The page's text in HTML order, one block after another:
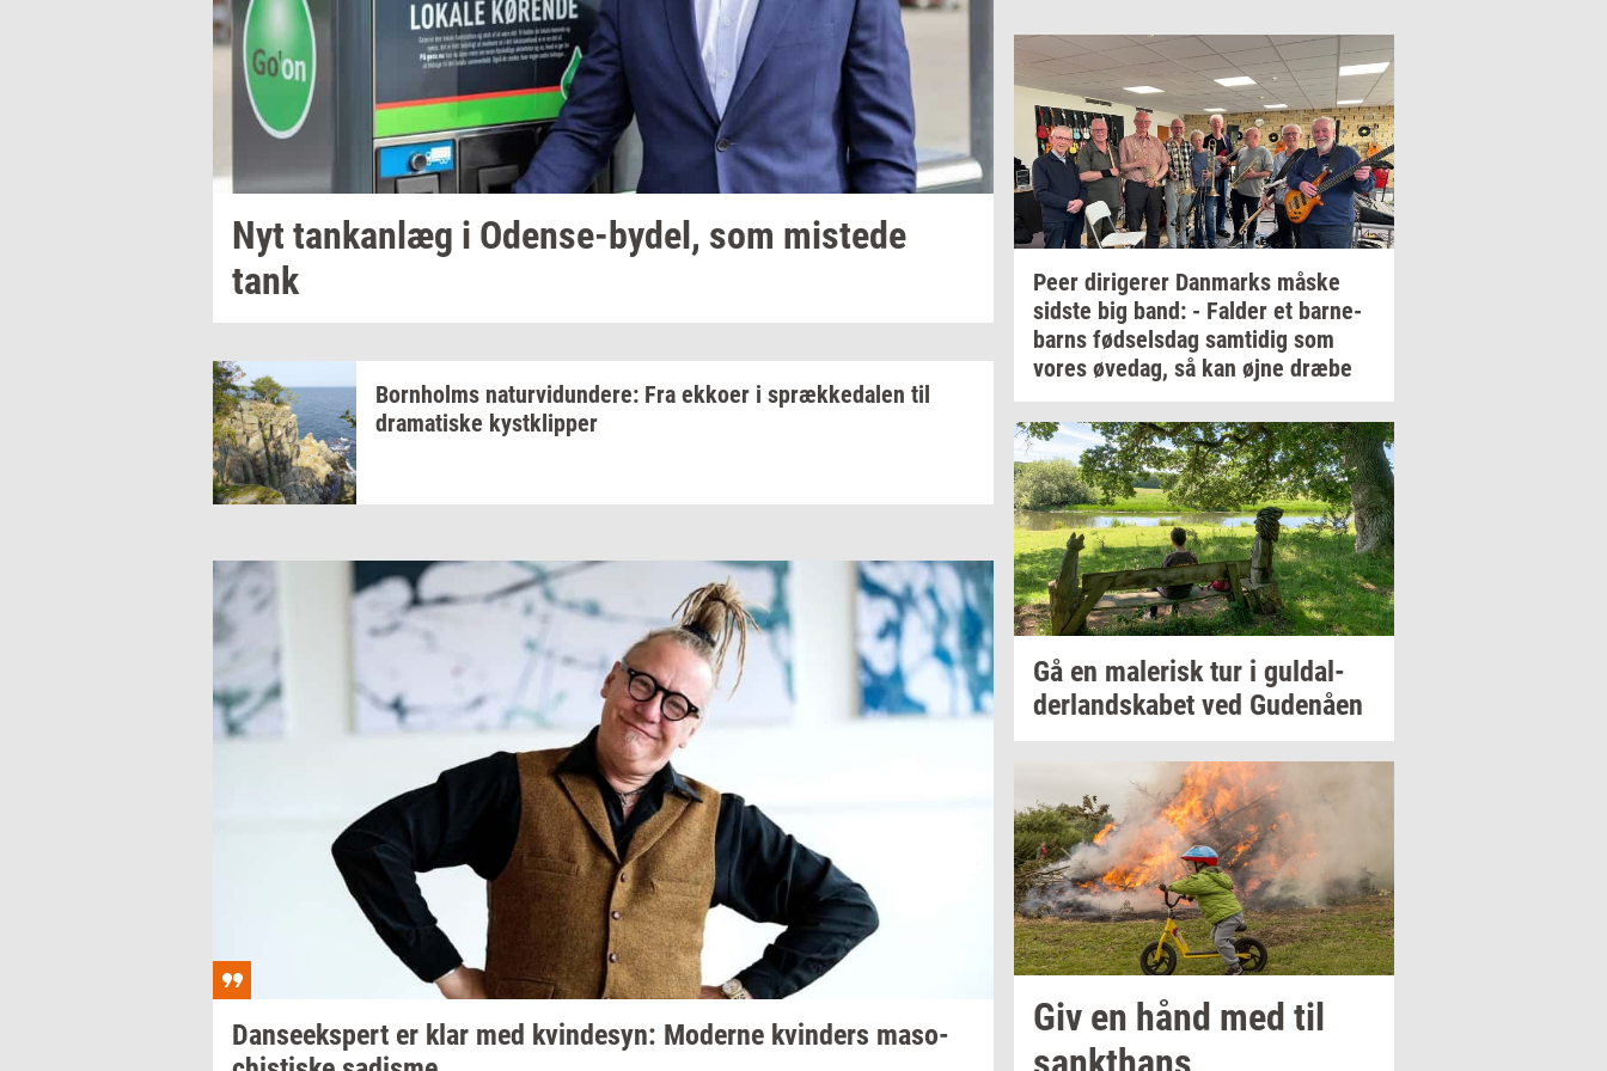
Nyt tankan­læg i Odense-​bydel, som mi­ste­de
tank
Born­holms na­tur­vi­dun­de­re: Fra ek­ko­er i spræk­ke­da­len til
dra­ma­ti­ske kyst­klip­per
Dan­se­eks­pert er klar med kvin­de­syn: Mo­der­ne kvin­ders ma­so­
Peer di­ri­ge­rer Dan­marks måske
sid­ste big band: - Fal­der et bar­ne­
barns fød­sels­dag sam­ti­dig som
vores øve­dag, så kan øjne dræbe
Gå en ma­le­risktur i gul­dal­
der­land­ska­bet ved Gu­denå­en
Giv en hånd med til